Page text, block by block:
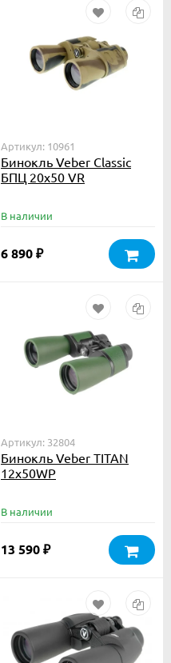
Артикул: 10961
Бинокль Veber Classic
БПЦ 20x50 VR
В наличии
6 890 ₽
Артикул: 32804
Бинокль Veber TITAN
12x50WP
В наличии
13 590 ₽